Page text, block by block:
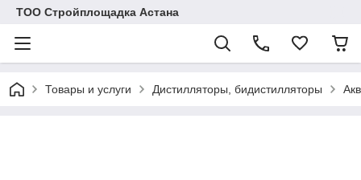
ТОО Стройплощадка Астана
Товары и услуги Дистилляторы, бидистилляторы